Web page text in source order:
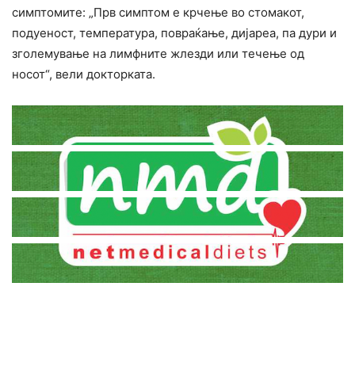
симптомите: „Прв симптом е крчење во стомакот,
подуеност, температура, повpaќање, дијареа, па дури и
зголемување на лимфните жлезди или течење од
носот“, вели докторката.